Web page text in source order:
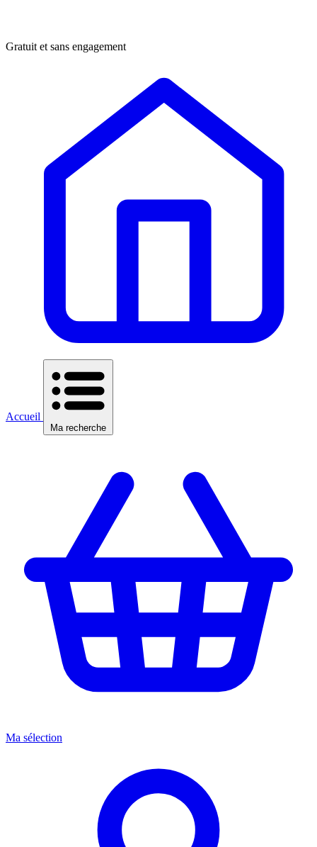
Gratuit et sans engagement
Accueil
Ma recherche
Ma sélection